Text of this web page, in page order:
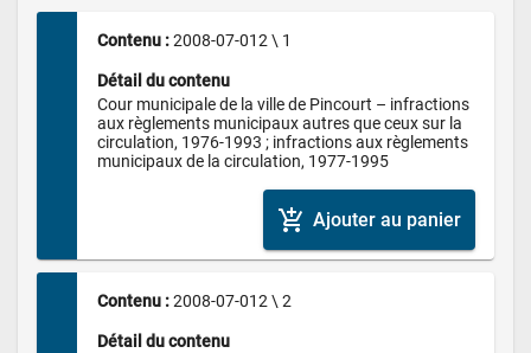
Contenu : 2008-07-012 \ 1
Détail du contenu
Cour municipale de la ville de Pincourt – infractions
aux règlements municipaux autres que ceux sur la
circulation, 1976-1993 ; infractions aux règlements
municipaux de la circulation, 1977-1995
add_shopping_cart Ajouter au panier
Contenu : 2008-07-012 \ 2
Détail du contenu